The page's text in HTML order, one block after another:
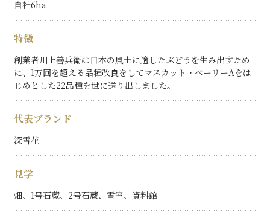
自社6ha
特徴
創業者川上善兵衛は日本の風土に適したぶどうを生み出すため
に、1万回を超える品種改良をしてマスカット・ベーリーAをは
じめとした22品種を世に送り出しました。
代表ブランド
深雪花
見学
畑、1号石蔵、2号石蔵、雪室、資料館